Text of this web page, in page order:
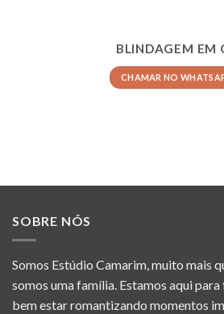
BLINDAGEM EM
CHAMAR NO
SOBRE NÓS
Somos Estúdio Camarim, muito mais
somos uma família. Estamos aqui
bem estar romantizando momentos